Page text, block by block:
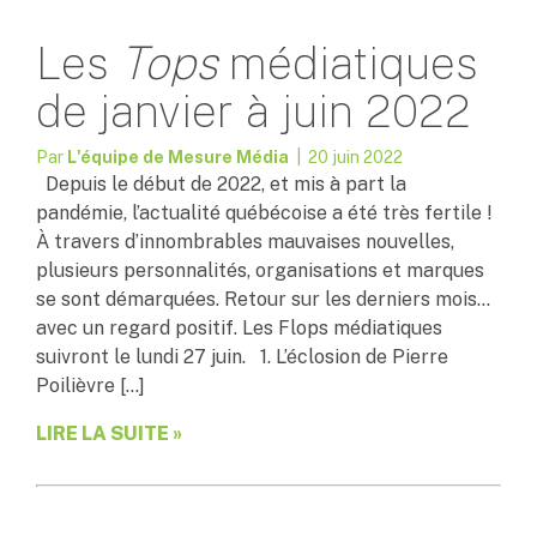
Les Topsmédiatiques
de janvier à juin 2022
Par L'équipe de Mesure Média | 20 juin 2022
Depuis le début de 2022, et mis à part la
pandémie, l’actualité québécoise a été très fertile !
À travers d’innombrables mauvaises nouvelles,
plusieurs personnalités, organisations et marques
se sont démarquées. Retour sur les derniers mois…
avec un regard positif. Les Flops médiatiques
suivront le lundi 27 juin. 1. L’éclosion de Pierre
Poilièvre […]
LIRE LA SUITE »